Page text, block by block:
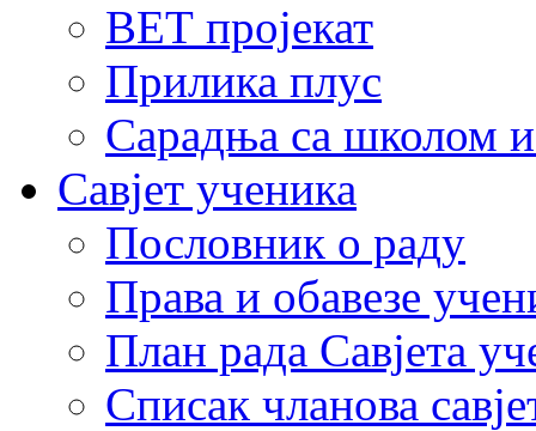
ВЕТ пројекат
Прилика плус
Сарадња са школом
Савјет ученика
Пословник о раду
Права и обавезе
План рада Савјета
Списак чланова